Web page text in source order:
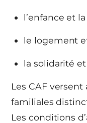
l’enfance et
le logement
la solidarité et
Les CAF
familiales
Les conditions